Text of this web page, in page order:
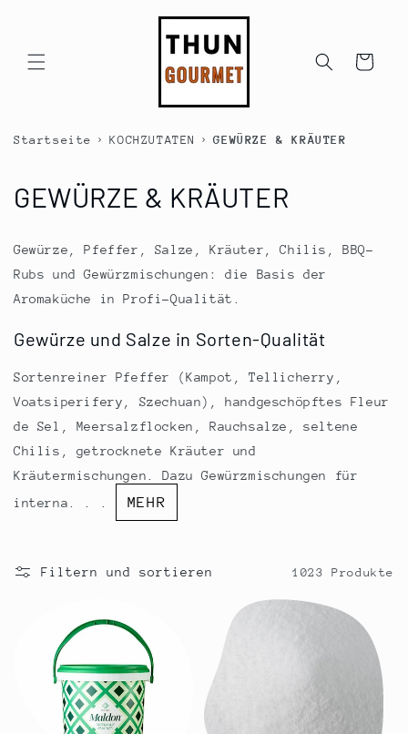
Warenkorb
Startseite › KOCHZUTATEN › GEWÜRZE & KRÄUTER
K
t
e
g
o
r
i
e
:
GEWÜRZE & KRÄUTER
Gewürze, Pfeffer, Salze, Kräuter, Chilis, BBQ-
Rubs und Gewürzmischungen: die Basis der
Aromaküche in Profi-Qualität.
Gewürze und Salze in Sorten-Qualität
Sortenreiner Pfeffer (Kampot, Tellicherry,
Voatsiperifery, Szechuan), handgeschöpftes Fleur
de Sel, Meersalzflocken, Rauchsalze, seltene
Chilis, getrocknete Kräuter und
Kräutermischungen. Dazu Gewürzmischungen für
interna. . .
MEHR
Filtern und sortieren 1023 Produkte